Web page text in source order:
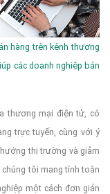
hàng trên kênh thương
các doanh nghiệp bán
thương mại điện tử, có
trực tuyến, cùng với ý
thị trường và giảm
tôi mang tính toàn
một cách đơn giản